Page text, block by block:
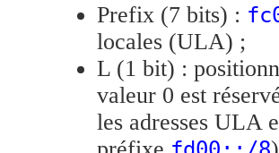
Prefix (7 bits) :
locales (ULA) ;
L (1 bit) :
valeur 0 est
les adresses ULA